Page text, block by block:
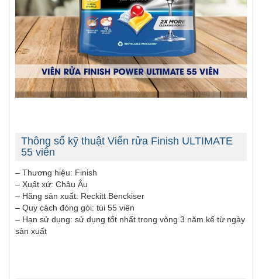
Thông số kỹ thuật Viển rửa Finish ULTIMATE
55 viên
– Thương hiệu: Finish
– Xuất xứ: Châu Âu
– Hãng sản xuất: Reckitt Benckiser
– Quy cách đóng gói: túi 55 viên
– Hạn sử dụng: sử dụng tốt nhất trong vòng 3 năm kể từ ngày
sản xuất